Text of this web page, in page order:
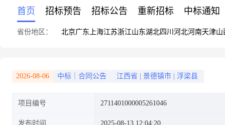
首页 招标预告 招标公告 重新招标 中标通知
省份地区： 北京广东 上海江苏浙江山东湖北四川 河北河南天津山
2026-08-06 中标｜合同公告 江西省 景德镇市 浮梁县
项目编号 2711401000005261046
发布时间 2025-08-13 12:04:20